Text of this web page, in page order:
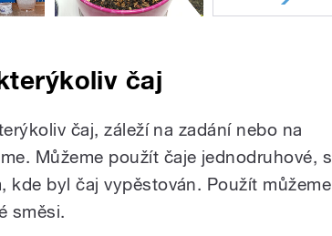
čaj
čaj, záleží na zadání nebo na
Můžeme použít čaje jednodruhové, s
kde byl čaj vypěstován. Použít můžeme
směsi.